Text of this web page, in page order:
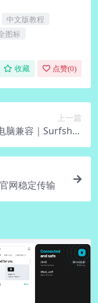
中文版教程
图标
收藏 点赞(0)
上一篇
脑兼容｜Surfshar
k官网低配优化
网稳定传输